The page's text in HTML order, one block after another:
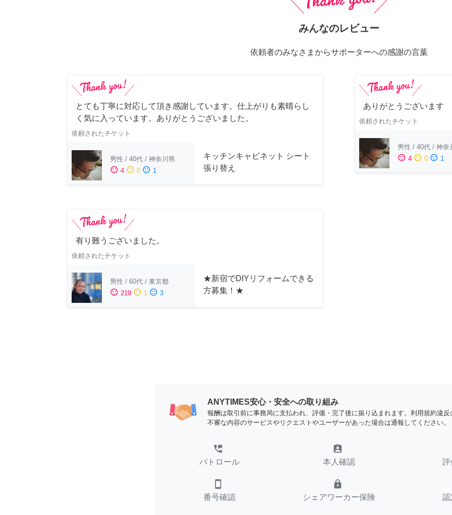
みんなのレビュー
依頼者のみなさまからサポーターへの感謝の言葉
とても丁寧に対応して頂き感謝しています。仕上がりも素晴らし
く気に入っています。ありがとうございました。
依頼されたチケット
男性 / 40代 / 神奈川県
sentiment_satisfied 4 sentiment_neutral 0 sentiment_dissatisfied 1
キッチンキャビネット シート
張り替え
ありがとうございます
依頼されたチケット
男性 / 40代 / 神奈
sentiment_satisfied 4 sentiment_neutral 0 sentiment_dissatisfied 1
有り難うございました。
依頼されたチケット
男性 / 60代 / 東京都
sentiment_satisfied 219 sentiment_neutral 1 sentiment_dissatisfied 3
★新宿でDIYリフォームできる
方募集！★
ANYTIMES安心・安全への取り組み
報酬は取引前に事務局に支払われ、評価・完了後に振り込まれます。利用規約違反
不審な内容のサービスやリクエストやユーザーがあった場合は通報してください。
perm_phone_msg
パトロール
assignment_ind
本人確認
smartphone
番号確認
lock
シェアワーカー保険